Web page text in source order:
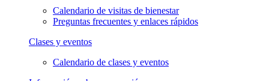
Calendario de visitas de bienestar
Preguntas frecuentes y enlaces rápidos
Clases y eventos
Calendario de clases y eventos